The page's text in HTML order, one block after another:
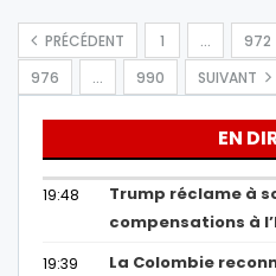
PRÉCÉDENT 1 … 972
976
… 990 SUIVANT
EN
19:48
Trump réclame à
compensations à
19:39
La Colombie